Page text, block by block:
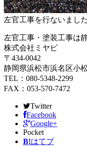
左官工事を行ないました
左官工事・塗装工事は
株式会社ミヤビ
〒434-0042
静岡県浜松市浜名区小
TEL：080-5348-2299
FAX：053-570-7472
Twitter
Facebook
Google+
Pocket
B!はてブ